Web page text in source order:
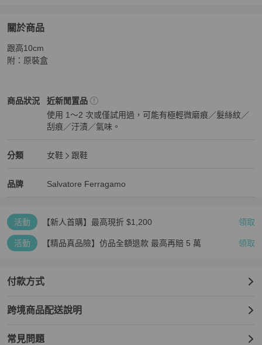
關於商品
關於全新Salvatore Ferragamo US7/ Eu 37.5 黑色高跟鞋
跟高10cm
附：原裝盒
商品狀況
Salvatore Ferragamo女鞋
近新閒置品
使用 1～2 次或僅試用過，可能有極輕微磨痕／髮絲紋／
刮痕／汙漬／氣味。
分類
Salvatore Ferragamo女鞋
女鞋
跟鞋
品牌
Salvatore Ferragamo精品女鞋品牌介紹
Salvatore Ferragamo
Salvatore Ferragamo推薦清單
活動 【新人首購】最高現折 $1,200 領取
活動 【精品真品險】仿品全額退款 最高再賠 5 萬 領取
付款方式
跨境商品配送說明
常見問題